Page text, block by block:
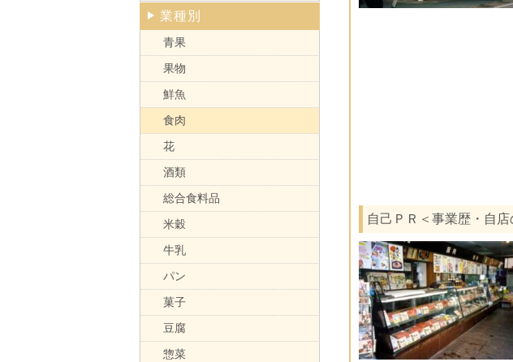
自己ＰＲ＜事業歴・自
業種別
青果
果物
鮮魚
食肉
花
酒類
総合食料品
米穀
牛乳
パン
菓子
豆腐
惣菜